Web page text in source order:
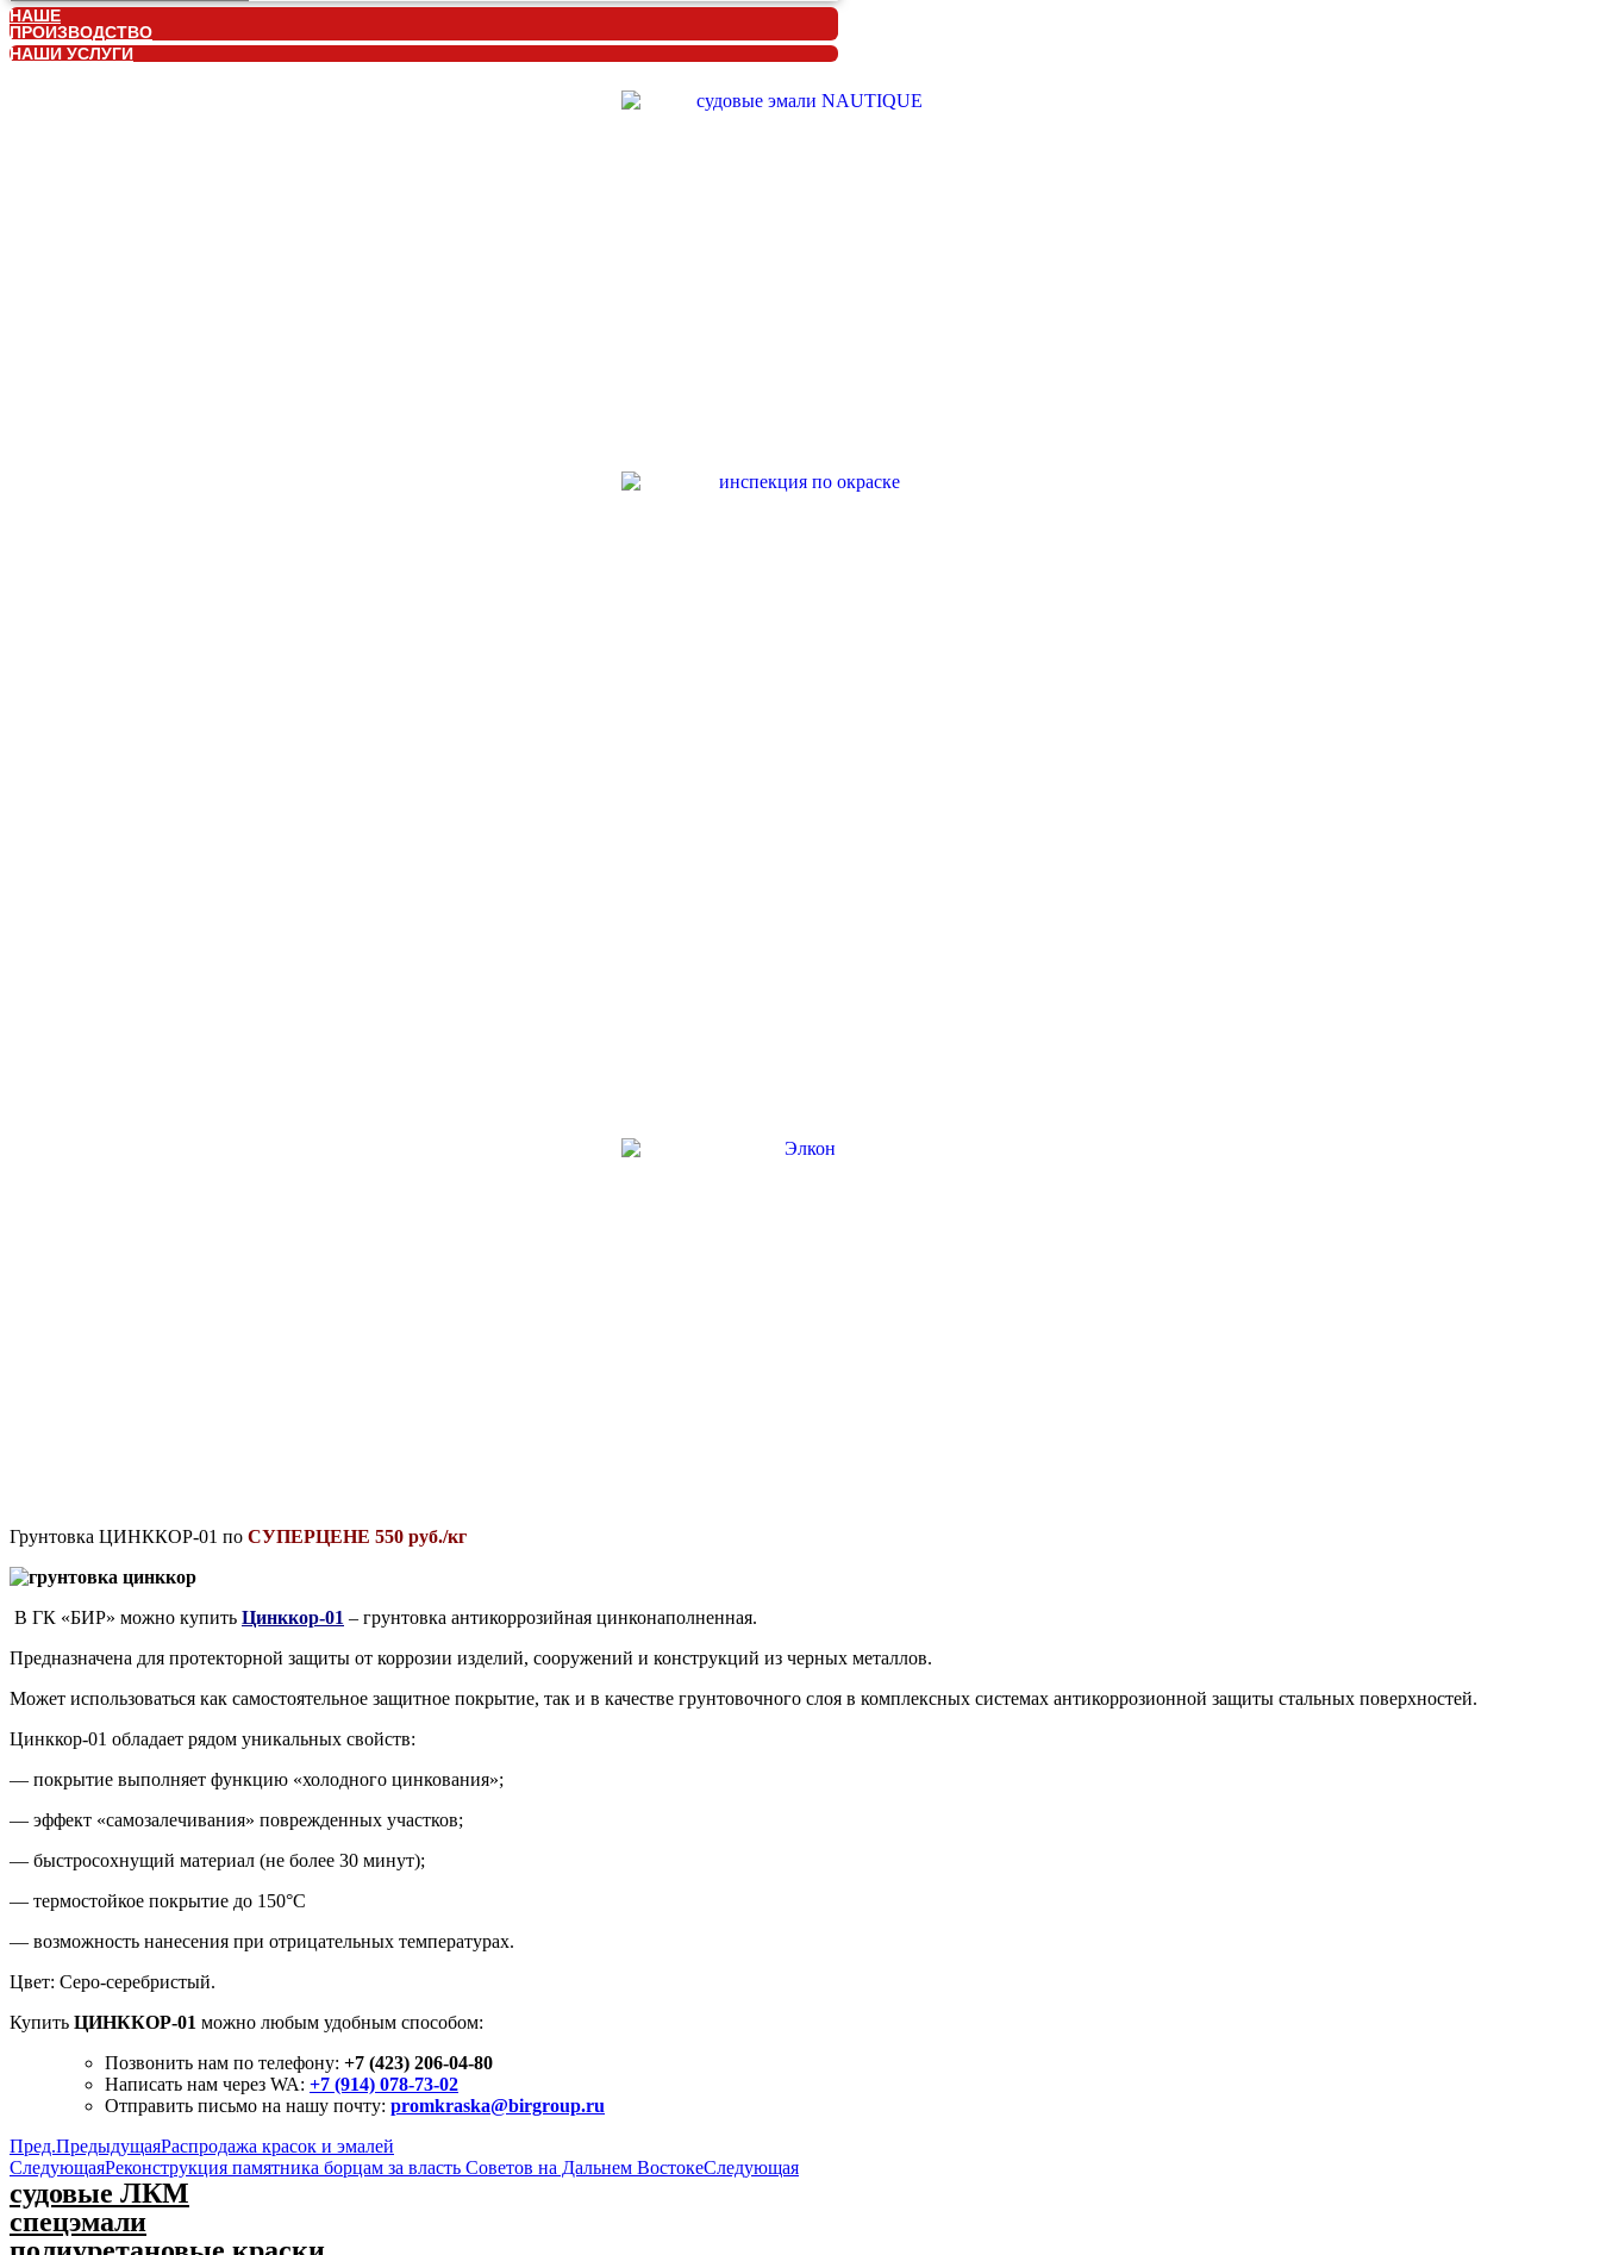
НАШЕ
ПРОИЗВОДСТВО
НАШИ УСЛУГИ
Грунтовка ЦИНККОР-01 по СУПЕРЦЕНЕ 550 руб./кг
В ГК «БИР» можно купить Цинккор-01 – грунтовка антикоррозийная цинконаполненная.
Предназначена для протекторной защиты от коррозии изделий, сооружений и конструкций из черных металлов.
Может использоваться как самостоятельное защитное покрытие, так и в качестве грунтовочного слоя в комплексных системах антикоррозионной защиты стальных поверхностей.
Цинккор-01 обладает рядом уникальных свойств:
— покрытие выполняет функцию «холодного цинкования»;
— эффект «самозалечивания» поврежденных участков;
— быстросохнущий материал (не более 30 минут);
— термостойкое покрытие до 150°С
— возможность нанесения при отрицательных температурах.
Цвет: Серо-серебристый.
Купить ЦИНККОР-01 можно любым удобным способом:
Позвонить нам по телефону: +7 (423) 206-04-80
Написать нам через WA: +7 (914) 078-73-02
Отправить письмо на нашу почту: promkraska@birgroup.ru
Пред.ПредыдущаяРаспродажа красок и эмалей
СледующаяРеконструкция памятника борцам за власть Советов на Дальнем ВостокеСледующая
судовые ЛКМ
спецэмали